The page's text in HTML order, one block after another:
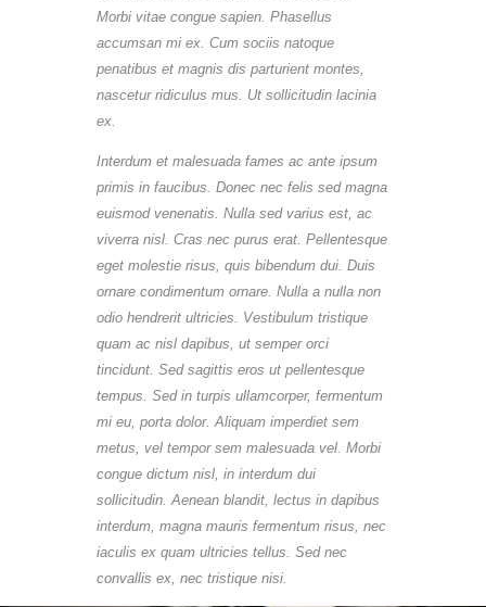
Morbi vitae congue sapien. Phasellus
accumsan mi ex. Cum sociis natoque
penatibus et magnis dis parturient montes,
nascetur ridiculus mus. Ut sollicitudin lacinia
ex.
Interdum et malesuada fames ac ante ipsum
primis in faucibus. Donec nec felis sed magna
euismod venenatis. Nulla sed varius est, ac
viverra nisl. Cras nec purus erat. Pellentesque
eget molestie risus, quis bibendum dui. Duis
ornare condimentum ornare. Nulla a nulla non
odio hendrerit ultricies. Vestibulum tristique
quam ac nisl dapibus, ut semper orci
tincidunt. Sed sagittis eros ut pellentesque
tempus. Sed in turpis ullamcorper, fermentum
mi eu, porta dolor. Aliquam imperdiet sem
metus, vel tempor sem malesuada vel. Morbi
congue dictum nisl, in interdum dui
sollicitudin. Aenean blandit, lectus in dapibus
interdum, magna mauris fermentum risus, nec
iaculis ex quam ultricies tellus. Sed nec
convallis ex, nec tristique nisi.